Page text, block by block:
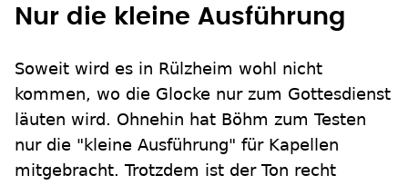
Nur die kleine Ausführung
Soweit wird es in Rülzheim wohl nicht
kommen, wo die Glocke nur zum Gottesdienst
läuten wird. Ohnehin hat Böhm zum Testen
nur die "kleine Ausführung" für Kapellen
mitgebracht. Trotzdem ist der Ton recht